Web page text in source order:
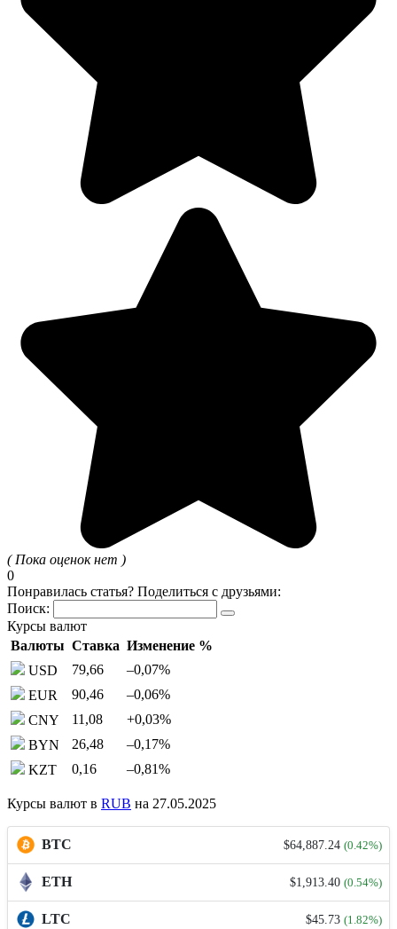
( Пока оценок нет )
0
Понравилась статья? Поделиться с друзьями:
Поиск:
Курсы валют
Валюты Ставка Изменение %
USD
79,66 –0,07%
EUR
90,46 –0,06%
CNY
11,08 +0,03%
BYN
26,48 –0,17%
KZT
0,16 –0,81%
Курсы валют в RUB на 27.05.2025
BTC $64,887.24 (0.42%)
ETH $1,913.40 (0.54%)
LTC $45.73 (1.82%)